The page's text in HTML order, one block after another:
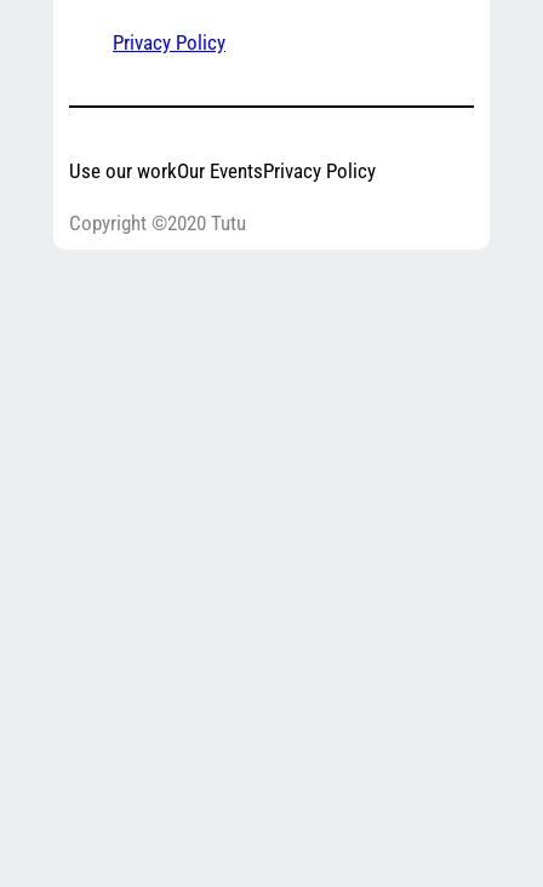
Privacy Policy
Use our workOur EventsPrivacy Policy
Copyright ©2020 Tutu